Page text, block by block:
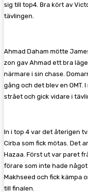
sig till top4. Bra kört av
tävlingen.
Ahmad Daham mötte
zon gav Ahmad ett bra
närmare i sin chase.
gång och det blev en
strået och gick vidare i
In i top 4 var det återigen
Cirba som fick mötas. Det
Hazaa. Först ut var paret
förare som inte hade
Makhseed och fick kämpa
till finalen.